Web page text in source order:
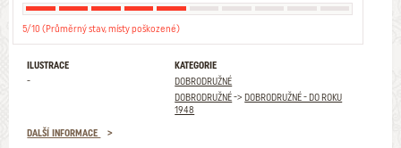
5/10 (Průměrný stav, místy poškozené)
ILUSTRACE
-
KATEGORIE
DOBRODRUŽNÉ
DOBRODRUŽNÉ->DOBRODRUŽNÉ - DO ROKU
1948
DALŠÍ INFORMACE